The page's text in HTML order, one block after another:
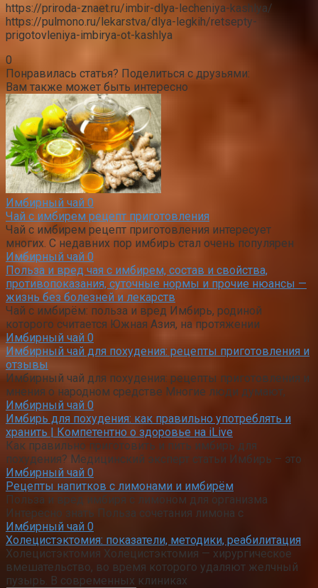
https://priroda-znaet.ru/imbir-dlya-lecheniya-kashlya/
https://pulmono.ru/lekarstva/dlya-legkih/retsepty-
prigotovleniya-imbirya-ot-kashlya
0
Понравилась статья? Поделиться с друзьями:
Вам также может быть интересно
Имбирный чай 0
Чай с имбирем рецепт приготовления
Чай с имбирем рецепт приготовления интересует
многих. С недавних пор имбирь стал очень популярен
Имбирный чай 0
Польза и вред чая с имбирем, состав и свойства,
противопоказания, суточные нормы и прочие нюансы —
жизнь без болезней и лекарств
Чай с имбирём: польза и вред Имбирь, родиной
которого считается Южная Азия, на протяжении
Имбирный чай 0
Имбирный чай для похудения: рецепты приготовления и
отзывы
Имбирный чай для похудения: рецепты приготовления и
мнения о народном средстве Многие люди думают,
Имбирный чай 0
Имбирь для похудения: как правильно употреблять и
хранить | Компетентно о здоровье на iLive
Как правильно приготовить и пить имбирь для
похудения? Медицинский эксперт статьи Имбирь – это
Имбирный чай 0
Рецепты напитков с лимонами и имбирём
Польза и вред имбиря с лимоном для организма
Интересно знать Польза сочетания лимона с
Имбирный чай 0
Холецистэктомия: показатели, методики, реабилитация
Холецистэктомия Холецистэктомия — хирургическое
вмешательство, во время которого удаляют желчный
пузырь. В современных клиниках